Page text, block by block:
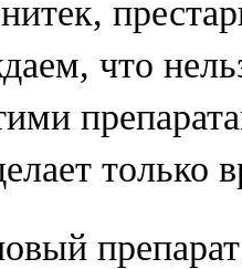
что
только